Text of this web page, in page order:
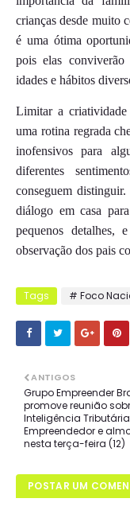
crianças desde muito
é uma ótima
pois elas conviverão
idades e hábitos
Limitar a
uma rotina regrada
inofensivos para
diferentes
conseguem
diálogo em casa
pequenos detalhes,
observação dos pais
Tags # Foco
ANTIGOS
Grupo Empreender
promove reunião
Inteligência
Empreendedor e
nesta terça-feira (12)
POSTAR UM